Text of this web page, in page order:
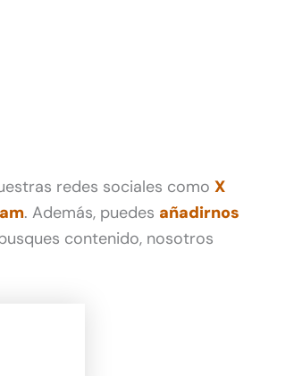
redes sociales como X
. Además, puedes añadirnos
contenido, nosotros